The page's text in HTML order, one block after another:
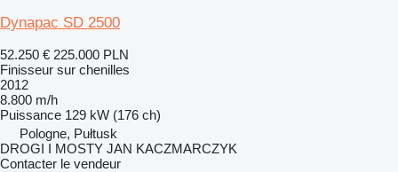
Dynapac SD 2500
52.250 € 225.000 PLN
Finisseur sur chenilles
2012
8.800 m/h
Puissance 129 kW (176 ch)
Pologne, Pułtusk
DROGI I MOSTY JAN KACZMARCZYK
Contacter le vendeur